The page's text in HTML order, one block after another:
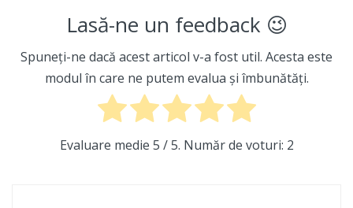
Lasă-ne un feedback 😉
Spuneți-ne dacă acest articol v-a fost util. Acesta este
modul în care ne putem evalua și îmbunătăți.
Evaluare medie 5 / 5. Număr de voturi: 2